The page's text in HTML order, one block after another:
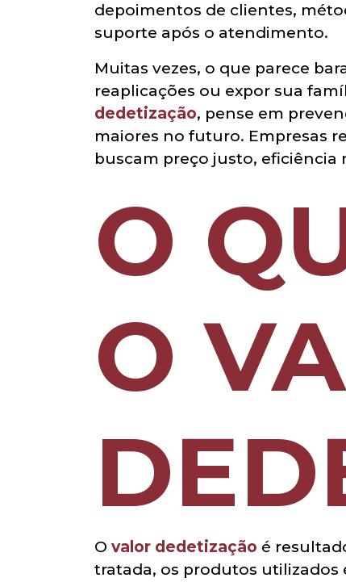
depoimentos de clientes,
suporte após o atendimento.
Muitas vezes, o que parece
reaplicações ou expor sua
dedetização, pense em
maiores no futuro. Empresas
buscam preço justo,
O
O
O valor dedetização é
tratada, os produtos utilizados